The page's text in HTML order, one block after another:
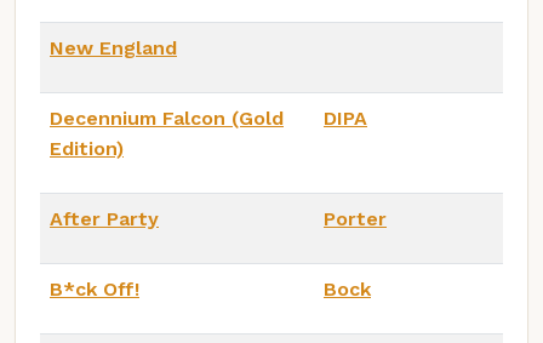
New England
Decennium Falcon (Gold
Edition)
DIPA
After Party Porter
B*ck Off! Bock